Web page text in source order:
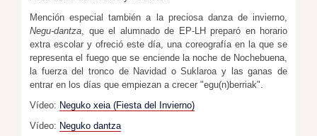
Mención especial también a la preciosa danza de invierno,
Negu-dantza, que el alumnado de EP-LH preparó en horario
extra escolar y ofreció este día, una coreografía en la que se
representa el fuego que se enciende la noche de Nochebuena,
la fuerza del tronco de Navidad o Suklaroa y las ganas de
entrar en los días que empiezan a crecer "egu(n)berriak".
Vídeo: Neguko xeia (Fiesta del Invierno)
Vídeo: Neguko dantza